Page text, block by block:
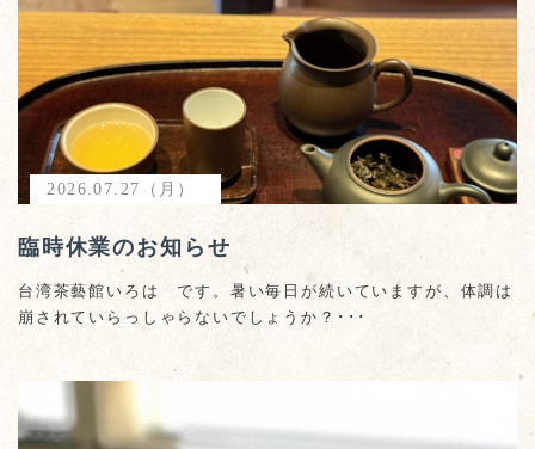
2026.07.27（月）
臨時休業のお知らせ
台湾茶藝館いろは です。暑い毎日が続いていますが、体調は
崩されていらっしゃらないでしょうか？･･･